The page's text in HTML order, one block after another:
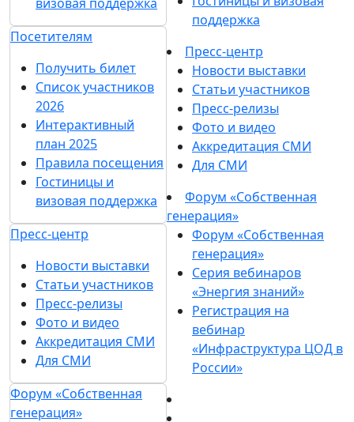
Посетителям
Получить билет
Список участников
2026
Интерактивный
план 2025
Правила посещения
Гостиницы и
визовая поддержка
Пресс-центр
Новости выставки
Статьи участников
Пресс-релизы
Фото и видео
Аккредитация СМИ
Для СМИ
Форум «Собственная
генерация»
поддержка
Пресс-центр
Новости выставки
Статьи участников
Пресс-релизы
Фото и видео
Аккредитация СМИ
Для СМИ
Форум «Собственная
генерация»
Форум «Собственная
генерация»
Серия вебинаров
«Энергия знаний»
Регистрация на
вебинар
«Инфраструктура ЦОД в
России»